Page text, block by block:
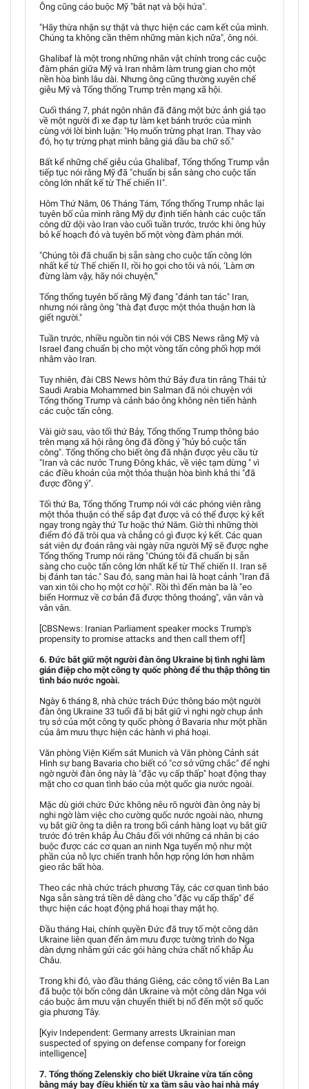
Ông cũng cáo buộc Mỹ "bắt nạt và bội hứa".
"Hãy thừa nhận sự thật và thực hiện các cam kết của mình.
Chúng ta không cần thêm những màn kịch nữa", ông nói.
Ghalibaf là một trong những nhân vật chính trong các cuộc
đàm phán giữa Mỹ và Iran nhằm làm trung gian cho một
nền hòa bình lâu dài. Nhưng ông cũng thường xuyên chế
giễu Mỹ và Tổng thống Trump trên mạng xã hội.
Cuối tháng 7, phát ngôn nhân đã đăng một bức ảnh giả tạo
về một người đi xe đạp tự làm kẹt bánh trước của mình
cùng với lời bình luận: "Họ muốn trừng phạt Iran. Thay vào
đó, họ tự trừng phạt mình bằng giá dầu ba chữ số."
Bất kể những chế giễu của Ghalibaf, Tổng thống Trump vẫn
tiếp tục nói rằng Mỹ đã "chuẩn bị sẵn sàng cho cuộc tấn
công lớn nhất kể từ Thế chiến II".
Hôm Thứ Năm, 06 Tháng Tám, Tổng thống Trump nhắc lại
tuyên bố của mình rằng Mỹ dự định tiến hành các cuộc tấn
công dữ dội vào Iran vào cuối tuần trước, trước khi ông hủy
bỏ kế hoạch đó và tuyên bố một vòng đàm phán mới.
"Chúng tôi đã chuẩn bị sẵn sàng cho cuộc tấn công lớn
nhất kể từ Thế chiến II, rồi họ gọi cho tôi và nói, ‘Làm ơn
đừng làm vậy, hãy nói chuyện,'"
Tổng thống tuyên bố rằng Mỹ đang "đánh tan tác" Iran,
nhưng nói rằng ông "thà đạt được một thỏa thuận hơn là
giết người."
Tuần trước, nhiều nguồn tin nói với CBS News rằng Mỹ và
Israel đang chuẩn bị cho một vòng tấn công phối hợp mới
nhằm vào Iran.
Tuy nhiên, đài CBS News hôm thứ Bảy đưa tin rằng Thái tử
Saudi Arabia Mohammed bin Salman đã nói chuyện với
Tổng thống Trump và cảnh báo ông không nên tiến hành
các cuộc tấn công.
Vài giờ sau, vào tối thứ Bảy, Tổng thống Trump thông báo
trên mạng xã hội rằng ông đã đồng ý "hủy bỏ cuộc tấn
công". Tổng thống cho biết ông đã nhận được yêu cầu từ
"Iran và các nước Trung Đông khác, về việc tạm dừng " vì
các điều khoản của một thỏa thuận hòa bình khả thi "đã
được đồng ý".
Tối thứ Ba, Tổng thống Trump nói với các phóng viên rằng
một thỏa thuận có thể sắp đạt được và có thể được ký kết
ngay trong ngày thứ Tư hoặc thứ Năm. Giờ thì những thời
điểm đó đã trôi qua và chẳng có gì được ký kết. Các quan
sát viên dự đoán rằng vài ngày nữa người Mỹ sẽ được nghe
Tổng thống Trump nói rằng "Chúng tôi đã chuẩn bị sẵn
sàng cho cuộc tấn công lớn nhất kể từ Thế chiến II. Iran sẽ
bị đánh tan tác." Sau đó, sang màn hai là hoạt cảnh "Iran đã
van xin tôi cho họ một cơ hội". Rồi thì đến màn ba là "eo
biển Hormuz về cơ bản đã được thông thoáng", vân vân và
vân vân.
[CBSNews: Iranian Parliament speaker mocks Trump's
propensity to promise attacks and then call them off]
6. Đức bắt giữ một người đàn ông Ukraine bị tình nghi làm
gián điệp cho một công ty quốc phòng để thu thập thông tin
tình báo nước ngoài.
Ngày 6 tháng 8, nhà chức trách Đức thông báo một người
đàn ông Ukraine 33 tuổi đã bị bắt giữ vì nghi ngờ chụp ảnh
trụ sở của một công ty quốc phòng ở Bavaria như một phần
của âm mưu thực hiện các hành vi phá hoại.
Văn phòng Viện Kiểm sát Munich và Văn phòng Cảnh sát
Hình sự bang Bavaria cho biết có "cơ sở vững chắc" để nghi
ngờ người đàn ông này là "đặc vụ cấp thấp" hoạt động thay
mặt cho cơ quan tình báo của một quốc gia nước ngoài.
Mặc dù giới chức Đức không nêu rõ người đàn ông này bị
nghi ngờ làm việc cho cường quốc nước ngoài nào, nhưng
vụ bắt giữ ông ta diễn ra trong bối cảnh hàng loạt vụ bắt giữ
trước đó trên khắp Âu Châu đối với những cá nhân bị cáo
buộc được các cơ quan an ninh Nga tuyển mộ như một
phần của nỗ lực chiến tranh hỗn hợp rộng lớn hơn nhằm
gieo rắc bất hòa.
Theo các nhà chức trách phương Tây, các cơ quan tình báo
Nga sẵn sàng trả tiền dễ dàng cho "đặc vụ cấp thấp" để
thực hiện các hoạt động phá hoại thay mặt họ.
Đầu tháng Hai, chính quyền Đức đã truy tố một công dân
Ukraine liên quan đến âm mưu được tường trình do Nga
dàn dựng nhằm gửi các gói hàng chứa chất nổ khắp Âu
Châu.
Trong khi đó, vào đầu tháng Giêng, các công tố viên Ba Lan
đã buộc tội bốn công dân Ukraine và một công dân Nga với
cáo buộc âm mưu vận chuyển thiết bị nổ đến một số quốc
gia phương Tây.
[Kyiv Independent: Germany arrests Ukrainian man
suspected of spying on defense company for foreign
intelligence]
7. Tổng thống Zelenskiy cho biết Ukraine vừa tấn công
bằng máy bay điều khiển từ xa tầm sâu vào hai nhà máy